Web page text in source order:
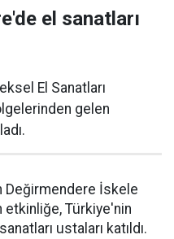
el sanatları
El Sanatları
gelen
Değirmendere İskele
etkinliğe, Türkiye'nin
ustaları katıldı.